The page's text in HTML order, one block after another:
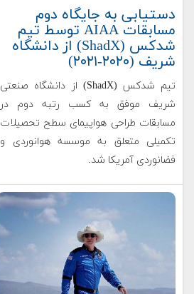
دستیابی به جایگاه دوم
مسابقات AIAA توسط تیم
شدکس (ShadX) از دانشگاه
شریف (۲۰۲۰-۲۰۲۱)
تیم شدکس (ShadX) از دانشگاه صنعتی
شریف موفق به کسب رتبه دوم در
مسابقات طراحی هواپیمای سطح تحصیلات
تکمیلی متعلق به موسسه هوانوردی و
فضانوردی آمریکا شد.